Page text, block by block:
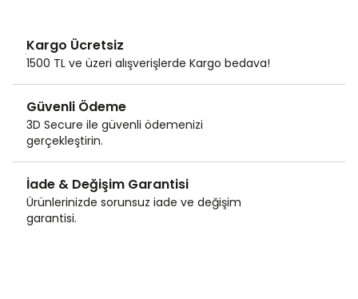
Kargo Ücretsiz
1500 TL ve üzeri alışverişlerde Kargo bedava!
Güvenli Ödeme
3D Secure ile güvenli ödemenizi
gerçekleştirin.
İade & Değişim Garantisi
Ürünlerinizde sorunsuz iade ve değişim
garantisi.